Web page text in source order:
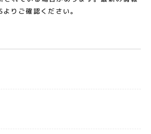
ー
方へ
について
りご確認ください。